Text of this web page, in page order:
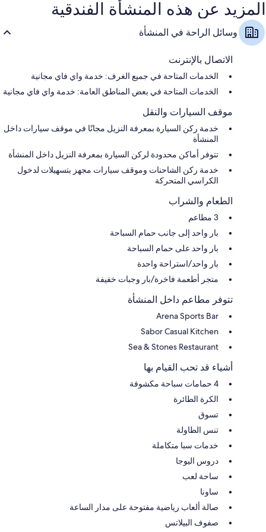
ماكينات صنع القهوة/الشاي، وخدمة تنظيف الغرف يوميًا، ومكاتب
المزيد عن هذه المنشأة الفندقية
وسائل الراحة في المنشأة
الاتصال بالإنترنت
الخدمات المتاحة في جميع الغرف: خدمة واي فاي مجانية
الخدمات المتاحة في بعض المناطق العامة: خدمة واي فاي مجانية
موقف السيارات والنقل
خدمة ركن السيارة بمعرفة النزيل مجانًا في موقف سيارات داخل
المنشأة
تتوفر أماكن محدودة لركن السيارة بمعرفة النزيل داخل المنشأة
خدمة ركن الشاحنات وموقف سيارات مجهز بتسهيلات لدخول
الكراسي المتحركة
الطعام والشراب
3 مطاعم
بار واحد إلى جانب حمام السباحة
بار واحد على حمام السباحة
بار واحد/استراحة واحدة
متجر أطعمة فاخرة/بار وجبات خفيفة
تتوفر مطاعم داخل المنشأة
Arena Sports Bar
Sabor Casual Kitchen
Sea & Stones Restaurant
أشياء قد تحب القيام بها
4 حمامات سباحة مكشوفة
الكرة الطائرة
تسوق
تنس الطاولة
خدمات سبا متكاملة
دروس اليوجا
ساحة لعب
ساونا
صالة ألعاب رياضية مفتوحة على مدار الساعة
صفوف البيلاتس